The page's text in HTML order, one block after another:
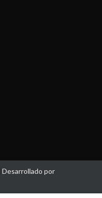
Desarrollado por